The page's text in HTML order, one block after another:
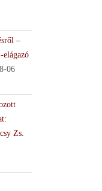
–
06
Zs.